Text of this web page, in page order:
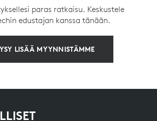
paras ratkaisu. Keskustele
edustajan kanssa tänään.
LISÄÄ MYYNNISTÄMME